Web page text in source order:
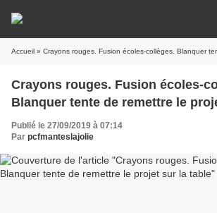
Accueil » Crayons rouges. Fusion écoles-collèges. Blanquer tente de
Crayons rouges. Fusion écoles-
Blanquer tente de remettre le
Publié le 27/09/2019 à 07:14
Par pcfmanteslajolie